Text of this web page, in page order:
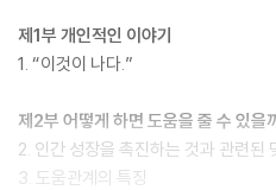
제1부 개인적인 이야기
1. “이것이 나다.”
제2부 어떻게 하면 도움을 줄 수 있을
2. 인간 성장을 촉진하는 것과 관련된
3. 도움관계의 특징